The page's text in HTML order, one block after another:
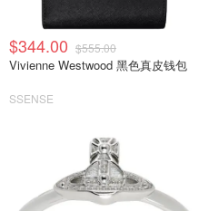
$344.00 $555.00
Vivienne Westwood 黑色真皮钱包
SSENSE